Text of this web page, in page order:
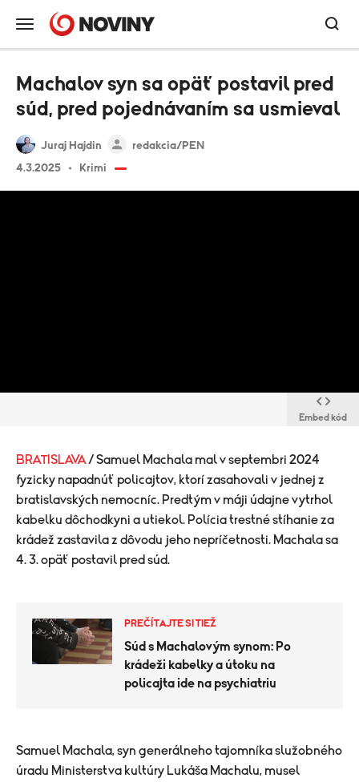
Juraj Hajdin
redakcia/PEN
4.3.2025
Krimi
Machalov syn sa opäť postavil pred
súd, pred pojednávaním sa usmieval
Embed kód
BRATISLAVA / Samuel Machala mal v septembri 2024
fyzicky napadnúť policajtov, ktorí zasahovali v jednej z
bratislavských nemocníc. Predtým v máji údajne vytrhol
kabelku dôchodkyni a utiekol. Polícia trestné stíhanie za
krádež zastavila z dôvodu jeho nepríčetnosti. Machala sa
4. 3. opäť postavil pred súd.
PREČÍTAJTE SI TIEŽ
Súd s Machalovým synom: Po
krádeži kabelky a útoku na
policajta ide na psychiatriu
Samuel Machala, syn generálneho tajomníka služobného
úradu Ministerstva kultúry Lukáša Machalu, musel